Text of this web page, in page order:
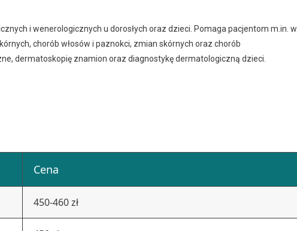
i wenerologicznych u dorosłych oraz dzieci. Pomaga pacjentom m.in. w
chorób włosów i paznokci, zmian skórnych oraz chorób
dermatoskopię znamion oraz diagnostykę dermatologiczną dzieci.
Cena
450-460 zł